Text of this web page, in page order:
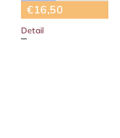
€16,50
Detail